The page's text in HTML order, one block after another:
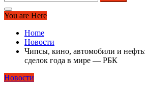
You are Here
Home
Новости
Чипсы, кино, автомобили и
сделок года в мире — РБК
Новости